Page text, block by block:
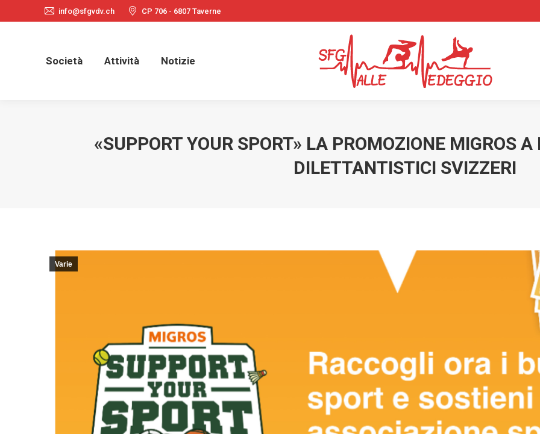
info@sfgvdv.ch CP 706 - 6807 Taverne
Società Attività Notizie
«SUPPORT YOUR SPORT» LA PROMOZIONE MIGROS A
DILETTANTISTICI SVIZZERI
Varie